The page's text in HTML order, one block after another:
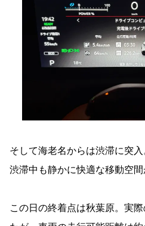
そして海老名からは渋滞に突
渋滞中も静かに快適な移動空間
この日の終着点は秋葉原。実